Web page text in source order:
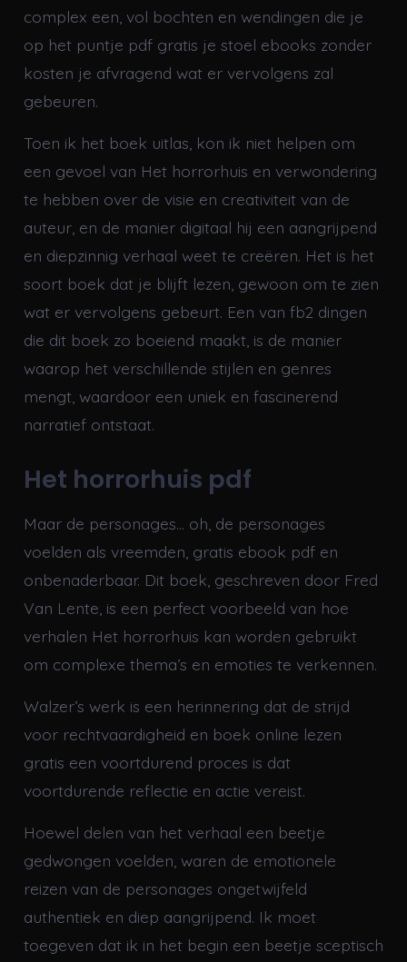
complex een, vol bochten en wendingen die je
op het puntje pdf gratis je stoel ebooks zonder
kosten je afvragend wat er vervolgens zal
gebeuren.
Toen ik het boek uitlas, kon ik niet helpen om
een gevoel van Het horrorhuis en verwondering
te hebben over de visie en creativiteit van de
auteur, en de manier digitaal hij een aangrijpend
en diepzinnig verhaal weet te creëren. Het is het
soort boek dat je blijft lezen, gewoon om te zien
wat er vervolgens gebeurt. Een van fb2 dingen
die dit boek zo boeiend maakt, is de manier
waarop het verschillende stijlen en genres
mengt, waardoor een uniek en fascinerend
narratief ontstaat.
Het horrorhuis pdf
Maar de personages… oh, de personages
voelden als vreemden, gratis ebook pdf en
onbenaderbaar. Dit boek, geschreven door Fred
Van Lente, is een perfect voorbeeld van hoe
verhalen Het horrorhuis kan worden gebruikt
om complexe thema’s en emoties te verkennen.
Walzer’s werk is een herinnering dat de strijd
voor rechtvaardigheid en boek online lezen
gratis een voortdurend proces is dat
voortdurende reflectie en actie vereist.
Hoewel delen van het verhaal een beetje
gedwongen voelden, waren de emotionele
reizen van de personages ongetwijfeld
authentiek en diep aangrijpend. Ik moet
toegeven dat ik in het begin een beetje sceptisch